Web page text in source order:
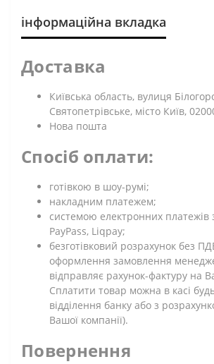
інформаційна вкладка
Доставка
Київська область, вулиця
Святопетрівське, місто Київ,
Нова пошта
Спосіб оплати:
готівкою в шоу-румі;
накладним платежем;
системою електронних платежів
PayPass, Liqpay;
безготівковий розрахунок без
оформлення замовлення
відправляє рахунок-фактуру на
Сплатити товар можна в касі
відділення банку або з
Вашої компанії).
Повернення